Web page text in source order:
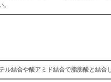
ル結合や酸アミド結合で脂肪酸と結合